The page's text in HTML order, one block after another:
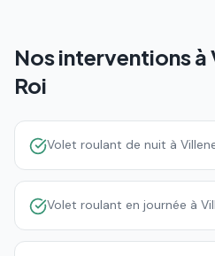
Nos interventions à
Roi
Volet roulant de nuit à
Volet roulant en journée à